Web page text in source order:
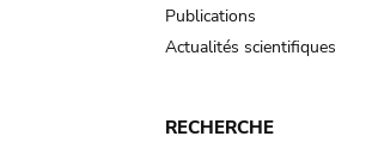
Publications
Actualités scientifiques
RECHERCHE